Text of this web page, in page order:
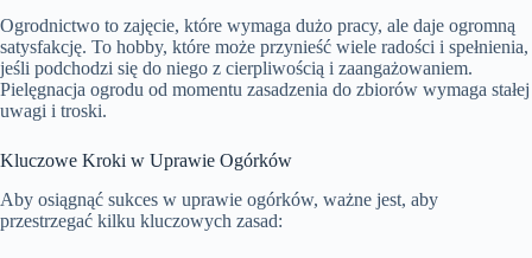
Ogrodnictwo to zajęcie, które wymaga dużo pracy, ale daje ogromną
satysfakcję. To hobby, które może przynieść wiele radości i spełnienia,
jeśli podchodzi się do niego z cierpliwością i zaangażowaniem.
Pielęgnacja ogrodu od momentu zasadzenia do zbiorów wymaga stałej
uwagi i troski.
Kluczowe Kroki w Uprawie Ogórków
Aby osiągnąć sukces w uprawie ogórków, ważne jest, aby
przestrzegać kilku kluczowych zasad: